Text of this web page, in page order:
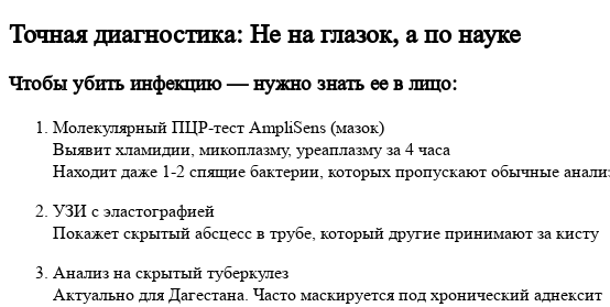
Точная диагностика: Не на глазок, а по науке
Чтобы убить инфекцию — нужно знать ее в лицо:
Молекулярный ПЦР-тест AmpliSens (мазок)
Выявит хламидии, микоплазму, уреаплазму за 4 часа
Находит даже 1-2 спящие бактерии, которых пропускают обычные
УЗИ с эластографией
Покажет скрытый абсцесс в трубе, который другие принимают за кисту
Анализ на скрытый туберкулез
Актуально для Дагестана. Часто маскируется под хронический аднексит